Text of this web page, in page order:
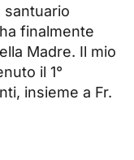
santuario
finalmente
Madre. Il mio
il 1°
insieme a Fr.